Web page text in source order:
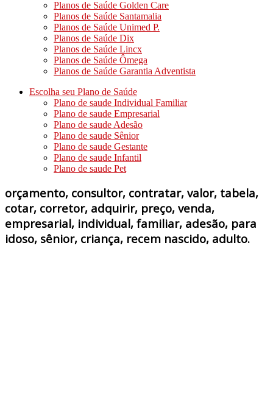
Planos de Saúde Golden Care
Planos de Saúde Santamalia
Planos de Saúde Unimed P.
Planos de Saúde Dix
Planos de Saúde Lincx
Planos de Saúde Ômega
Planos de Saúde Garantia Adventista
Escolha seu Plano de Saúde
Plano de saude Individual Familiar
Plano de saude Empresarial
Plano de saude Adesão
Plano de saude Sênior
Plano de saude Gestante
Plano de saude Infantil
Plano de saude Pet
orçamento, consultor, contratar, valor, tabela,
cotar, corretor, adquirir, preço, venda,
empresarial, individual, familiar, adesão, para
idoso, sênior, criança, recem nascido, adulto.